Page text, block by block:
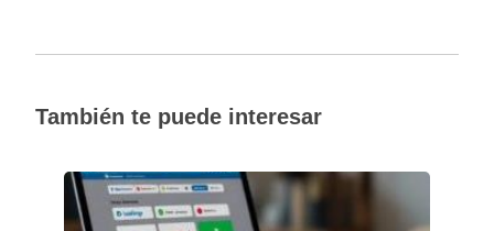
También te puede interesar